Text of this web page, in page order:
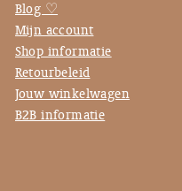
Blog ♡
Mijn account
Shop informatie
Retourbeleid
Jouw winkelwagen
B2B informatie